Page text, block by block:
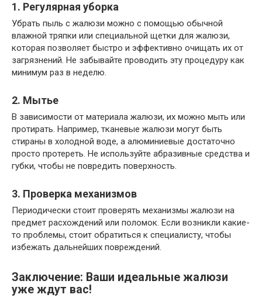
1. Регулярная уборка
Убрать пыль с жалюзи можно с помощью обычной
влажной тряпки или специальной щетки для жалюзи,
которая позволяет быстро и эффективно очищать их от
загрязнений. Не забывайте проводить эту процедуру как
минимум раз в неделю.
2. Мытье
В зависимости от материала жалюзи, их можно мыть или
протирать. Например, тканевые жалюзи могут быть
стираны в холодной воде, а алюминиевые достаточно
просто протереть. Не используйте абразивные средства и
губки, чтобы не повредить поверхность.
3. Проверка механизмов
Периодически стоит проверять механизмы жалюзи на
предмет расхождений или поломок. Если возникли какие-
то проблемы, стоит обратиться к специалисту, чтобы
избежать дальнейших повреждений.
Заключение: Ваши идеальные жалюзи
уже ждут вас!